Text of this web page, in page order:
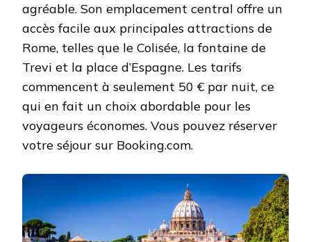
agréable. Son emplacement central offre un
accès facile aux principales attractions de
Rome, telles que le Colisée, la fontaine de
Trevi et la place d’Espagne. Les tarifs
commencent à seulement 50 € par nuit, ce
qui en fait un choix abordable pour les
voyageurs économes. Vous pouvez réserver
votre séjour sur Booking.com.